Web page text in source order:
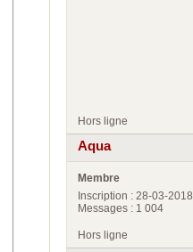
Hors ligne
Aqua
Membre
Inscription : 28-03-2018
Messages : 1 004
Hors ligne